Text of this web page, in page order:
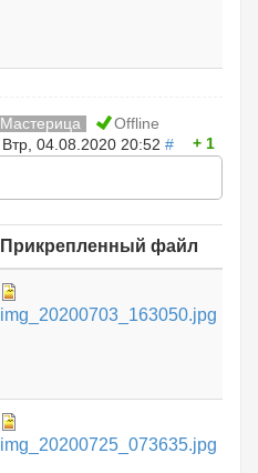
Мастерица
Offline
Втр, 04.08.2020 20:52 # 1
Прикрепленный файл
img_20200703_163050.jpg
img_20200725_073635.jpg